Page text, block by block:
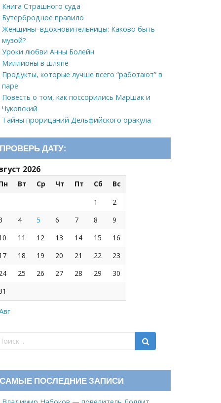
Книга Страшного суда
Бутербродное правило
Женщины–вдохновительницы: Каково быть
музой?
Уроки любви Анны Болейн
Миллионы в шляпе
Продукты, которые лучше всего “работают” в
паре
Повесть о том, как поссорились Маршак и
Чуковский
Тайны прорицаний Дельфийского оракула
ПРОВЕРЬ ДАТУ:
2026
Вт Ср Чт Пт Сб
Вс
1
2
4 5 6 7 8
9
11 12 13 14 15
16
18 19 20 21 22
23
25 26 27 28 29
30
САМЫЕ ПОСЛЕДНИЕ ЗАПИСИ